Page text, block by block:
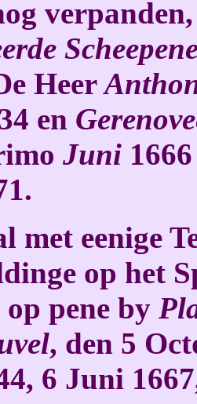
Heer
en
Juni
met eenige
op het
pene by
, den 5
6 Juni